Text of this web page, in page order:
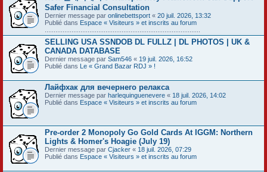
Safer Financial Consultation
Dernier message par onlinebettsport « 20 juil. 2026, 13:32
Publié dans Espace « Visiteurs » et inscrits au forum
SELLING USA SSNDOB DL FULLZ | DL PHOTOS | UK &
CANADA DATABASE
Dernier message par Sam546 « 19 juil. 2026, 16:52
Publié dans Le « Grand Bazar RDJ » !
Лайфхак для вечернего релакса
Dernier message par harlequinguenevere « 18 juil. 2026, 14:02
Publié dans Espace « Visiteurs » et inscrits au forum
Pre-order 2 Monopoly Go Gold Cards At IGGM: Northern
Lights & Homer's Hoagie (July 19)
Dernier message par Cjacker « 18 juil. 2026, 07:29
Publié dans Espace « Visiteurs » et inscrits au forum